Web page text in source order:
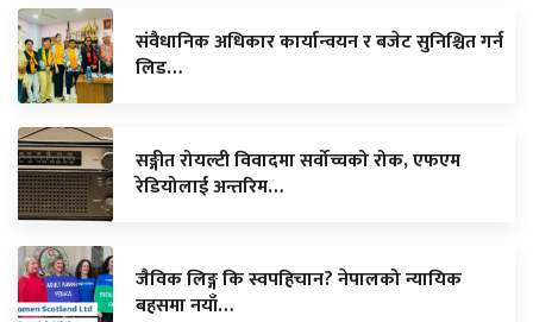
संवैधानिक अधिकार कार्यान्वयन र बजेट सुनिश्चित गर्न
लिड…
सङ्गीत रोयल्टी विवादमा सर्वोच्चको रोक, एफएम
रेडियोलाई अन्तरिम…
जैविक लिङ्ग कि स्वपहिचान? नेपालको न्यायिक
बहसमा नयाँ…